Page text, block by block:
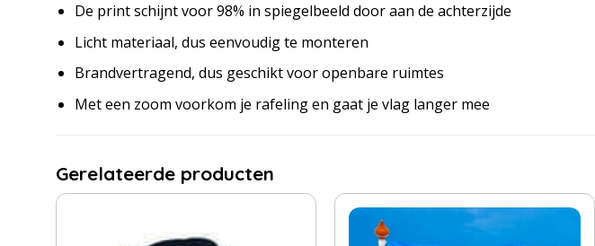
De print schijnt voor 98% in spiegelbeeld door aan de achterzijde
Licht materiaal, dus eenvoudig te monteren
Brandvertragend, dus geschikt voor openbare ruimtes
Met een zoom voorkom je rafeling en gaat je vlag langer mee
Gerelateerde producten